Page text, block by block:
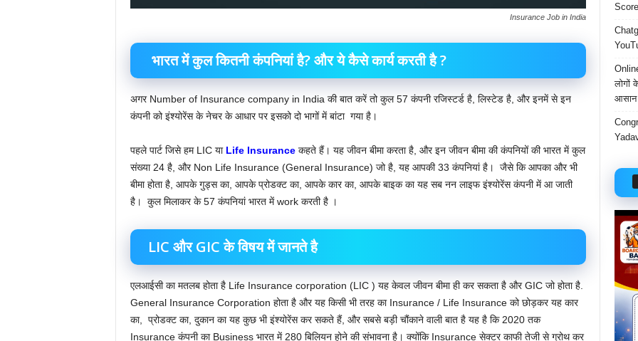
Insurance Job in India
भारत में कुल कितनी कंपनियां है? और ये कैसे कार्य करती है ?
अगर Number of Insurance company in India की बात करें तो कुल 57 कंपनी रजिस्टर्ड है, लिस्टेड है, और इनमें से इन
कंपनी को इंश्योरेंस के नेचर के आधार पर इसको दो भागों में बांटा गया है।
पहले पार्ट जिसे हम LIC या Life Insuranceकहते हैं। यह जीवन बीमा करता है, और इन जीवन बीमा की कंपनियों की भारत में कुल
संख्या 24 है, और Non Life Insurance (General Insurance) जो है, यह आपकी 33 कंपनियां है। जैसे कि आपका और भी
बीमा होता है, आपके गुड्स का, आपके प्रोडक्ट का, आपके कार का, आपके बाइक का यह सब नन लाइफ इंश्योरेंस कंपनी में आ जाती
है। कुल मिलाकर के 57 कंपनियां भारत में work करती है ।
LIC और GIC के विषय में जानते है
एलआईसी का मतलब होता है Life Insurance corporation (LIC ) यह केवल जीवन बीमा ही कर सकता है और GIC जो होता है.
General Insurance Corporation होता है और यह किसी भी तरह का Insurance / Life Insurance को छोड़कर यह कार
का, प्रोडक्ट का, दुकान का यह कुछ भी इंश्योरेंस कर सकते हैं, और सबसे बड़ी चौंकाने वाली बात है यह है कि 2020 तक
Insurance कंपनी का Business भारत में 280 बिलियन होने की संभावना है। क्योंकि Insurance सेक्टर काफी तेजी से ग्रोथ कर
लोगों
आसान